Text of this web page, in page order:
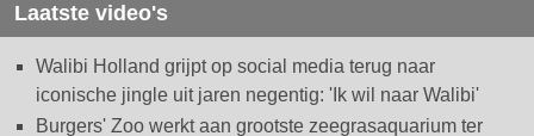
Laatste video's
Walibi Holland grijpt op social media terug naar
iconische jingle uit jaren negentig: 'Ik wil naar Walibi'
Burgers' Zoo werkt aan grootste zeegrasaquarium ter